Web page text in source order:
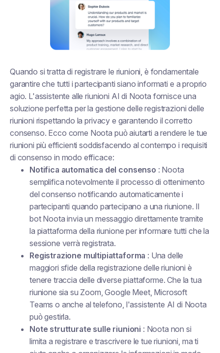
Quando si tratta di registrare le riunioni, è fondamentale
garantire che tutti i partecipanti siano informati e a proprio
agio. L'assistente alle riunioni AI di Noota fornisce una
soluzione perfetta per la gestione delle registrazioni delle
riunioni rispettando la privacy e garantendo il corretto
consenso. Ecco come Noota può aiutarti a rendere le tue
riunioni più efficienti soddisfacendo al contempo i requisiti
di consenso in modo efficace:
Notifica automatica del consenso : Noota
semplifica notevolmente il processo di ottenimento
del consenso notificando automaticamente i
partecipanti quando partecipano a una riunione. Il
bot Noota invia un messaggio direttamente tramite
la piattaforma della riunione per informare tutti che la
sessione verrà registrata.
Registrazione multipiattaforma : Una delle
maggiori sfide della registrazione delle riunioni è
tenere traccia delle diverse piattaforme. Che la tua
riunione sia su Zoom, Google Meet, Microsoft
Teams o anche al telefono, l'assistente AI di Noota
può gestirla.
Note strutturate sulle riunioni : Noota non si
limita a registrare e trascrivere le tue riunioni, ma ti